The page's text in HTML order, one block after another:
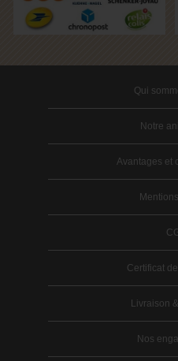
Qui
Notre
Avantages et
Certificat
Livraison
Nos